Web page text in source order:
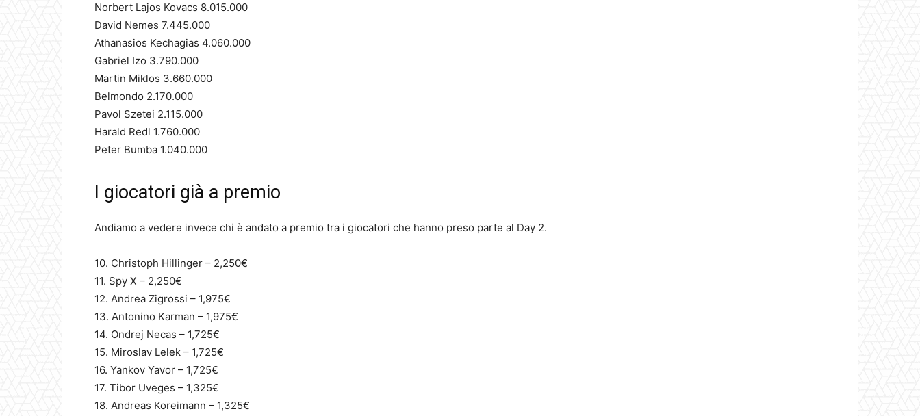
Norbert Lajos Kovacs 8.015.000
David Nemes 7.445.000
Athanasios Kechagias 4.060.000
Gabriel Izo 3.790.000
Martin Miklos 3.660.000
Belmondo 2.170.000
Pavol Szetei 2.115.000
Harald Redl 1.760.000
Peter Bumba 1.040.000
I giocatori già a premio
Andiamo a vedere invece chi è andato a premio tra i giocatori che hanno preso parte al Day 2.
10. Christoph Hillinger – 2,250€
11. Spy X – 2,250€
12. Andrea Zigrossi – 1,975€
13. Antonino Karman – 1,975€
14. Ondrej Necas – 1,725€
15. Miroslav Lelek – 1,725€
16. Yankov Yavor – 1,725€
17. Tibor Uveges – 1,325€
18. Andreas Koreimann – 1,325€